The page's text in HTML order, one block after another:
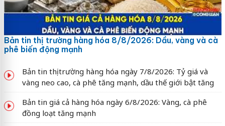
Bản tin thị trường hàng hóa 8/8/2026: Dầu, vàng và cà
phê biến động mạnh
Bản tin thị trường hàng hóa ngày 7/8/2026: Tỷ giá và
vàng neo cao, cà phê tăng mạnh, dầu thế giới bật tăng
Bản tin giá cả hàng hóa ngày 6/8/2026: Vàng, cà phê
đồng loạt tăng mạnh